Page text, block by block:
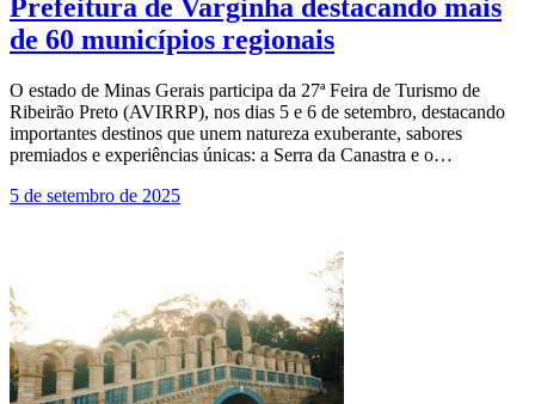
Prefeitura de Varginha destacando mais
de 60 municípios regionais
O estado de Minas Gerais participa da 27ª Feira de Turismo de
Ribeirão Preto (AVIRRP), nos dias 5 e 6 de setembro, destacando
importantes destinos que unem natureza exuberante, sabores
premiados e experiências únicas: a Serra da Canastra e o…
5 de setembro de 2025